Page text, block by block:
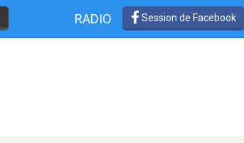
RADIO Session de Facebook